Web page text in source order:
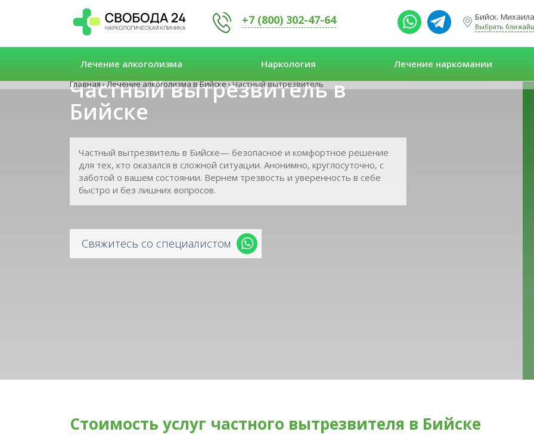
+7 (800) 302-47-64 Бийск.
Выбрать
Лечение алкоголизма Наркология Лечение наркомании
Главная›Лечение алкоголизма в Бийске›Частный вытрезвитель
Частный вытрезвитель в
Бийске
Частный вытрезвитель в Бийске— безопасное и комфортное решение
для тех, кто оказался в сложной ситуации. Анонимно, круглосуточно, с
заботой о вашем состоянии. Вернем трезвость и уверенность в себе
быстро и без лишних вопросов.
Свяжитесь со специалистом
Стоимость услуг частного вытрезвителя в Бийске